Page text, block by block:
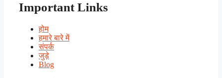
Important Links
होम
हमारे बारे में
संपर्क
जुड़े
Blog